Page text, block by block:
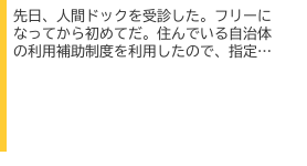
先日、人間ドックを受診した。フリーに
なってから初めてだ。住んでいる自治体
の利用補助制度を利用したので、指定さ